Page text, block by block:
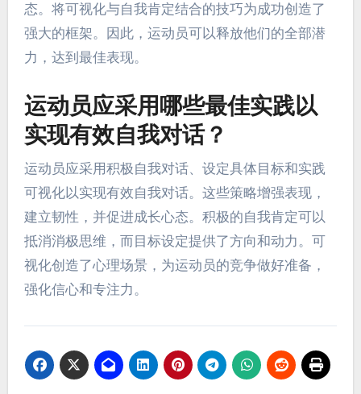
态。将可视化与自我肯定结合的技巧为成功创造了
强大的框架。因此，运动员可以释放他们的全部潜
力，达到最佳表现。
运动员应采用哪些最佳实践以
实现有效自我对话？
运动员应采用积极自我对话、设定具体目标和实践
可视化以实现有效自我对话。这些策略增强表现，
建立韧性，并促进成长心态。积极的自我肯定可以
抵消消极思维，而目标设定提供了方向和动力。可
视化创造了心理场景，为运动员的竞争做好准备，
强化信心和专注力。